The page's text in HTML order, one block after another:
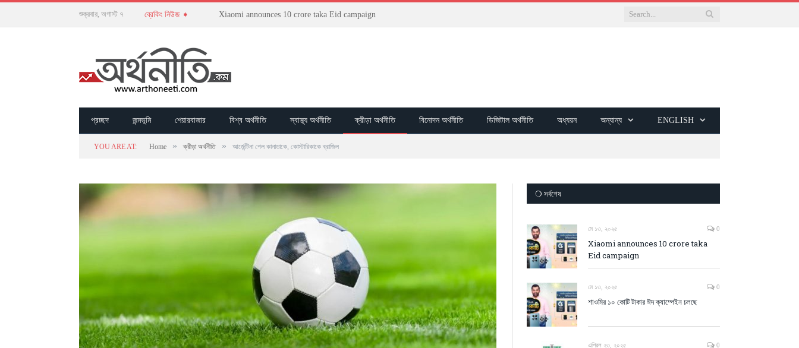
শুক্রবার, অগাস্ট ৭ ব্রেকিং নিউজ ➧ Xiaomi announces 10 crore taka Eid campaign
প্রচ্ছদ জন্মভূমি শেয়ারবাজার বিশ্ব অর্থনীতি স্বাস্থ্য অর্থনীতি ক্রীড়া অর্থনীতি বিনোদন অর্থনীতি ডিজিটাল অর্থনীতি অধ্যয়ন অন্যান্য ENGLISH
YOU ARE AT: Home » ক্রীড়া অর্থনীতি » আর্জেন্টিনা পেল কানাডাকে, কোস্টারিকাকে ব্রাজিল
❍ সর্বশেষ
মে ১৩, ২০২৫ 0
Xiaomi announces 10 crore taka
Eid campaign
মে ১৩, ২০২৫ 0
শাওমির ১০ কোটি টাকার ঈদ ক্যাম্পেইন চলছে
এপ্রিল ২৩, ২০২৫ 0